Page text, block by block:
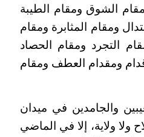
الشوق ومقام الطيبة
ومقام المثابرة ومقام
التجرد ومقام الحصاد
ومقدام العطف ومقام
والجامدين في ميدان
ولا ولاية، إلا في الماضي